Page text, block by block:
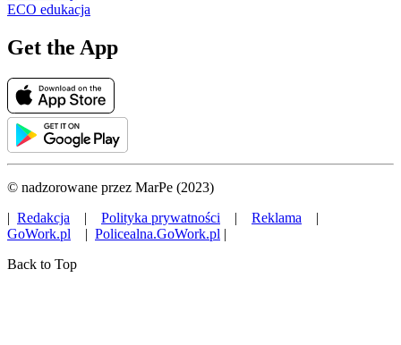
ECO edukacja
Get the App
© nadzorowane przez MarPe (2023)
| Redakcja | Polityka prywatności | Reklama |
GoWork.pl | Policealna.GoWork.pl |
Back to Top